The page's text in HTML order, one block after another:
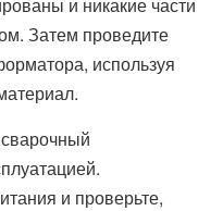
Затем проведите
используя
и проверьте,